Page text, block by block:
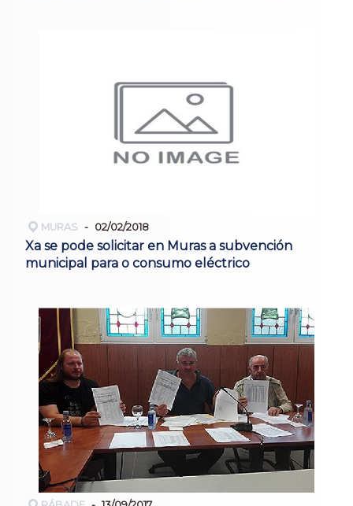
MURAS 02/02/2018
Xa se pode solicitar en Muras a subvención
municipal para o consumo eléctrico